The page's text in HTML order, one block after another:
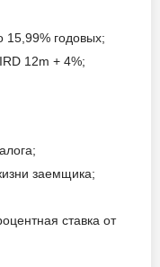
15,99% годовых;
12m + 4%;
заемщика;
ставка от